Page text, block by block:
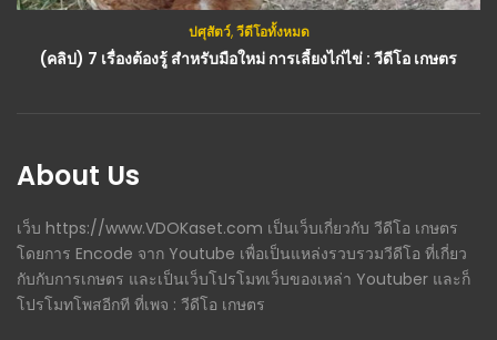
ปศุสัตว์,วีดีโอทั้งหมด
(คลิป) 7 เรื่องต้องรู้ สำหรับมือใหม่ การเลี้ยงไก่ไข่ : วีดีโอ เกษตร
กสิกรรม(พืช),วีดีโอทั้งหมด
About Us
เว็บ https://www.VDOKaset.com เป็นเว็บเกี่ยวกับ วีดีโอ เกษตร
โดยการ Encode จาก Youtube เพื่อเป็นแหล่งรวบรวมวีดีโอ ที่เกี่ยว
กับกับการเกษตร และเป็นเว็บโปรโมทเว็บของเหล่า Youtuber และก็
โปรโมทโพสอีกที ที่เพจ : วีดีโอ เกษตร